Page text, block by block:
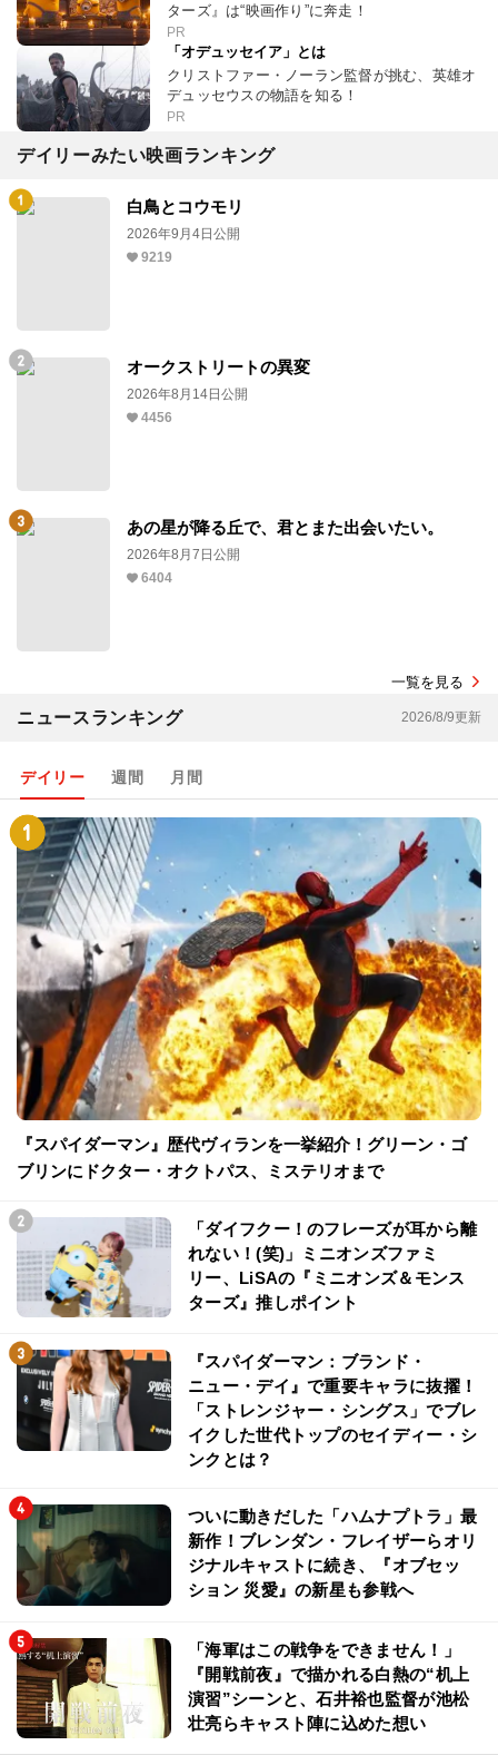
ターズ』は“映画作り”に奔走！
PR
「オデュッセイア」とは
クリストファー・ノーラン監督が挑む、英雄オ
デュッセウスの物語を知る！
PR
デイリーみたい映画ランキング
白鳥とコウモリ
2026年9月4日公開
9219
オークストリートの異変
2026年8月14日公開
4456
あの星が降る丘で、君とまた出会いたい。
2026年8月7日公開
6404
一覧を見る
ニュースランキング 2026/8/9更新
デイリー 週間 月間
『スパイダーマン』歴代ヴィランを一挙紹介！グリーン・ゴ
ブリンにドクター・オクトパス、ミステリオまで
「ダイフクー！のフレーズが耳から離
れない！(笑)」ミニオンズファミ
リー、LiSAの『ミニオンズ＆モンス
ターズ』推しポイント
『スパイダーマン：ブランド・
ニュー・デイ』で重要キャラに抜擢！
「ストレンジャー・シングス」でブレ
イクした世代トップのセイディー・シ
ンクとは？
ついに動きだした「ハムナプトラ」最
新作！ブレンダン・フレイザーらオリ
ジナルキャストに続き、『オブセッ
ション 災愛』の新星も参戦へ
「海軍はこの戦争をできません！」
『開戦前夜』で描かれる白熱の“机上
演習”シーンと、石井裕也監督が池松
壮亮らキャスト陣に込めた想い